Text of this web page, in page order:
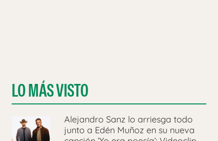
LO MÁS VISTO
Alejandro Sanz lo arriesga todo
junto a Edén Muñoz en su nueva